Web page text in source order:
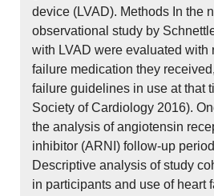
device (LVAD). Methods In the
observational study by
with LVAD were evaluated with
failure medication they
failure guidelines in use at that
Society of Cardiology 2016).
the analysis of angiotensin
inhibitor (ARNI) follow-up
Descriptive analysis of study
in participants and use of heart